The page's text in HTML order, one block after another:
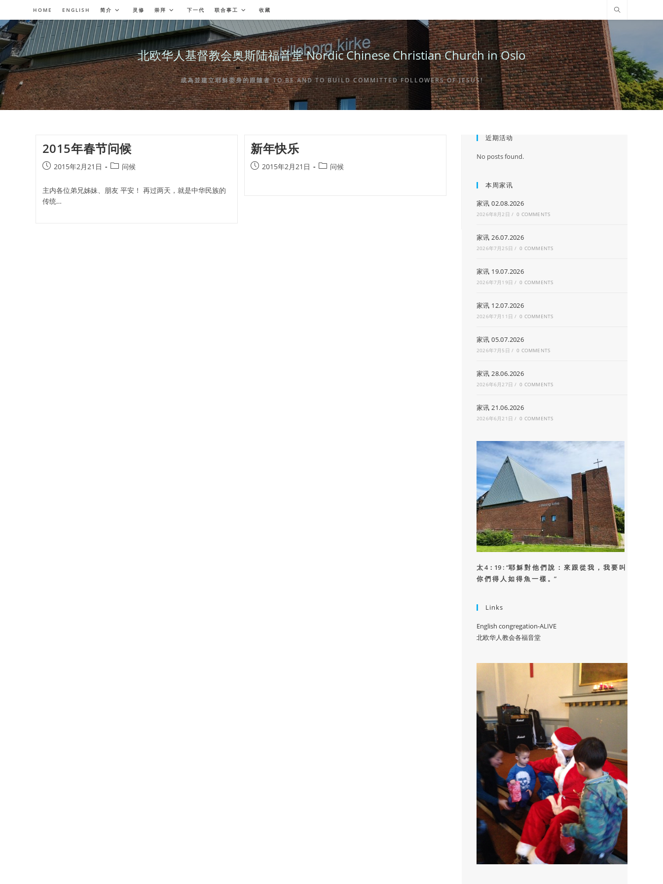
to
content
HOME ENGLISH 简介 灵修 崇拜 下一代 联合事工 收藏
北欧华人基督教会奥斯陆福音堂 Nordic Chinese Christian Church in Oslo
成為並建立耶穌委身的跟隨者 TO BE AND TO BUILD COMMITTED FOLLOWERS OF JESUS!
2015年春节问候
Post2015年2月21日
Post问候
主内各位弟兄姊妹、朋友 平安！ 再过两天，就是中华民族的
传统…
新年快乐
Post2015年2月21日
Post问候
近期活动
No posts found.
本周家讯
家讯 02.08.2026
2026年8月2日 / 0 COMMENTS
家讯 26.07.2026
2026年7月25日 / 0 COMMENTS
家讯 19.07.2026
2026年7月19日 / 0 COMMENTS
家讯 12.07.2026
2026年7月11日 / 0 COMMENTS
家讯 05.07.2026
2026年7月5日 / 0 COMMENTS
家讯 28.06.2026
2026年6月27日 / 0 COMMENTS
家讯 21.06.2026
2026年6月21日 / 0 COMMENTS
太 4：19 : “耶 穌 對 他 們 說 ： 來 跟 從 我 ， 我 要 叫
你 們 得 人 如 得 魚 一 樣 。”
Links
English congregation-ALIVE
北欧华人教会各福音堂